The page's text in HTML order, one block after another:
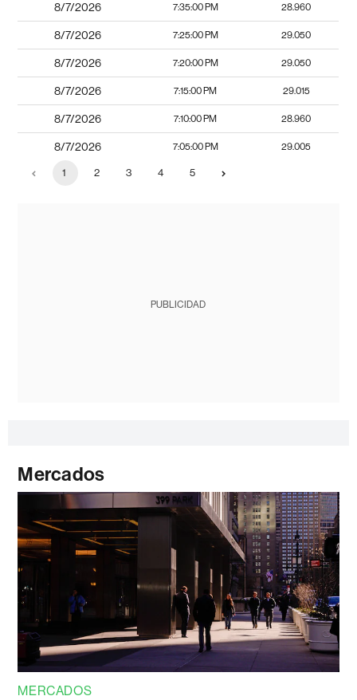
8/7/2026 7:35:00 PM 28.960
8/7/2026 7:25:00 PM 29.050
8/7/2026 7:20:00 PM 29.050
8/7/2026 7:15:00 PM 29.015
8/7/2026 7:10:00 PM 28.960
8/7/2026 7:05:00 PM 29.005
1 2 3 4 5
PUBLICIDAD
Mercados
MERCADOS